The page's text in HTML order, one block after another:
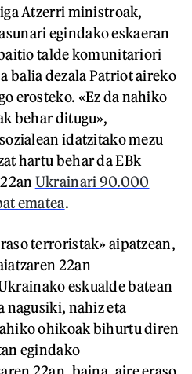
Atzerri ministroak,
egindako eskaeran
talde komunitariori
balia dezala Patriot aireko
erosteko. «Ez da nahiko
behar ditugu»,
idatzitako mezu
hartu behar da EBk
Ukrainari 90.000
ematea.
terroristak» aipatzean,
22an
eskualde batean
nagusiki, nahiz eta
ohikoak bihurtu diren
egindako
22an, baina, aire eraso